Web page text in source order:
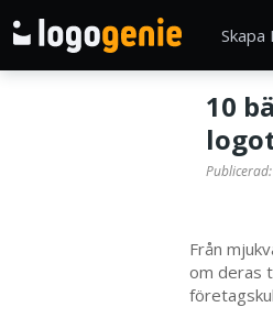
Skapa
10
Publicerad:
Från
om deras